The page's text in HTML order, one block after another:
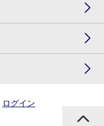
ログイン